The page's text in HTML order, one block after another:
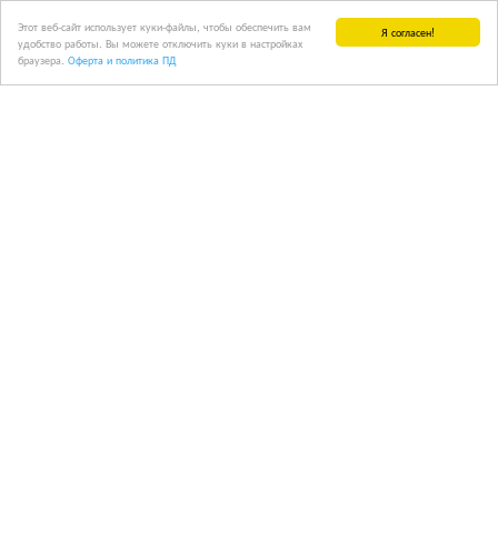
Я согласен!
Этот веб-сайт использует куки-файлы, чтобы обеспечить вам
удобство работы. Вы можете отключить куки в настройках
браузера. Оферта и политика ПД